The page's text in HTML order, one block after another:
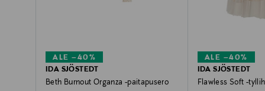
ALE –40%
IDA SJÖSTEDT
Beth Burnout Organza -paitapusero
ALE –40%
IDA SJÖSTEDT
Flawless Soft -